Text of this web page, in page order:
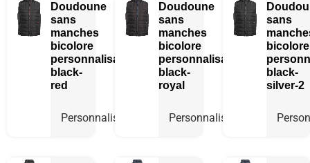
Doudoune
sans
manches
bicolore
personnalisable
black-
red
Personnaliser
Doudoune
sans
manches
bicolore
personnalisable
black-
royal
Personnaliser
sans
bicolore
black-
silver-2